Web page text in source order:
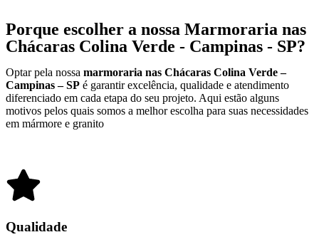
Porque escolher a nossa Marmoraria nas
Chácaras Colina Verde - Campinas - SP?
Optar pela nossa marmoraria nas Chácaras Colina Verde –
Campinas – SP é garantir excelência, qualidade e atendimento
diferenciado em cada etapa do seu projeto. Aqui estão alguns
motivos pelos quais somos a melhor escolha para suas necessidades
em mármore e granito
Qualidade